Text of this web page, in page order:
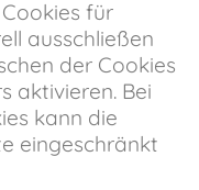
für
ausschließen
der Cookies
aktivieren. Bei
kann die
eingeschränkt